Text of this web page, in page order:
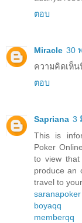
ตอบ
Miracle 30
ความคิดเห็
ตอบ
Sapriana 3
This is
Poker
to view
produce an
travel to
saranapoker
boyaqq
memberqq